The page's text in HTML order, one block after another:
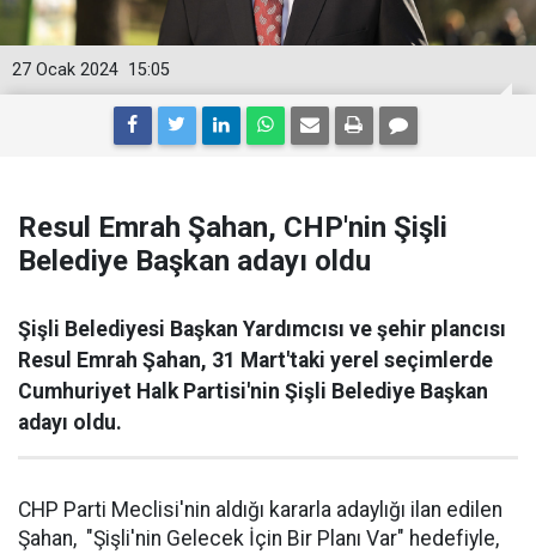
15:05
27 Ocak 2024
Resul Emrah Şahan, CHP'nin Şişli
Belediye Başkan adayı oldu
Şişli Belediyesi Başkan Yardımcısı ve şehir plancısı
Resul Emrah Şahan, 31 Mart'taki yerel seçimlerde
Cumhuriyet Halk Partisi'nin Şişli Belediye Başkan
adayı oldu.
CHP Parti Meclisi'nin aldığı kararla adaylığı ilan edilen
Şahan, "Şişli'nin Gelecek İçin Bir Planı Var" hedefiyle,